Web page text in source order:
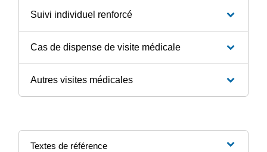
Suivi individuel renforcé
Cas de dispense de visite médicale
Autres visites médicales
Textes de référence